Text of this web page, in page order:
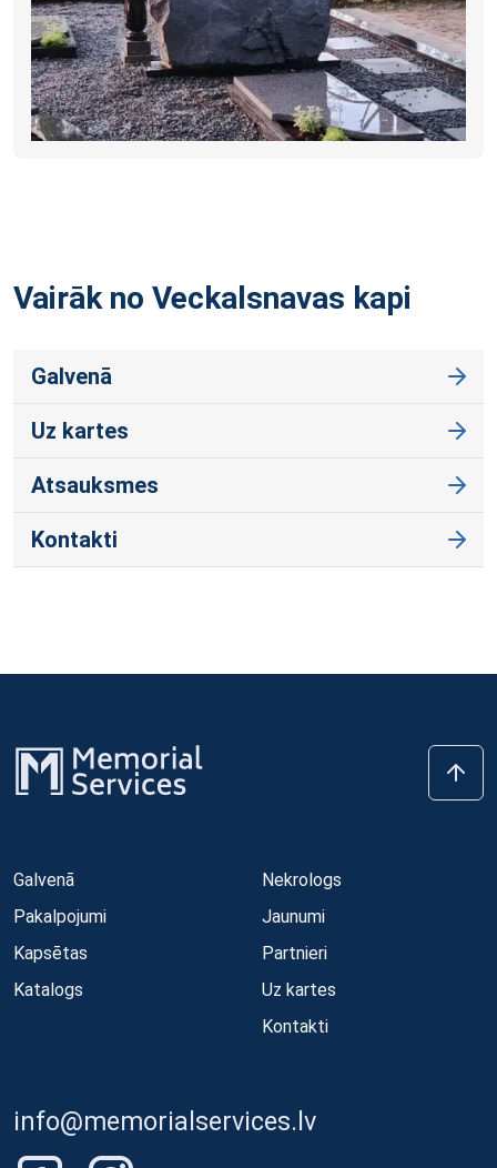
Vairāk no Veckalsnavas kapi
Galvenā
Uz kartes
Atsauksmes
Kontakti
Galvenā
Pakalpojumi
Kapsētas
Katalogs
Nekrologs
Jaunumi
Partnieri
Uz kartes
Kontakti
info@memorialservices.lv